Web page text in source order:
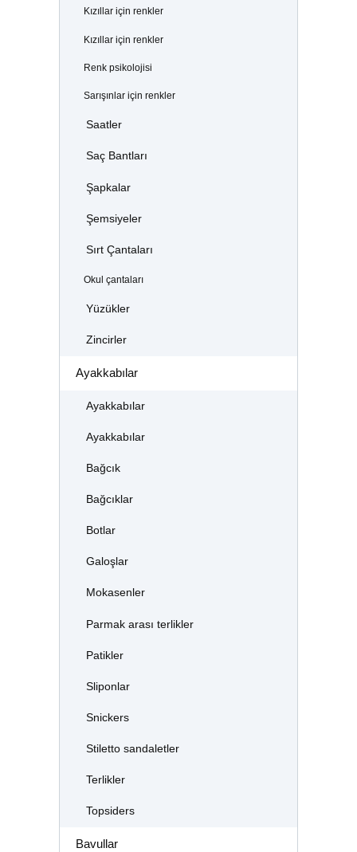
Kızıllar için renkler
Kızıllar için renkler
Renk psikolojisi
Sarışınlar için renkler
Saatler
Saç Bantları
Şapkalar
Şemsiyeler
Sırt Çantaları
Okul çantaları
Yüzükler
Zincirler
Ayakkabılar
Ayakkabılar
Ayakkabılar
Bağcık
Bağcıklar
Botlar
Galoşlar
Mokasenler
Parmak arası terlikler
Patikler
Sliponlar
Snickers
Stiletto sandaletler
Terlikler
Topsiders
Bavullar